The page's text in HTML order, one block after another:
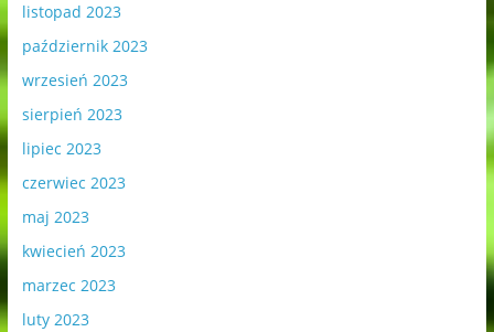
listopad 2023
październik 2023
wrzesień 2023
sierpień 2023
lipiec 2023
czerwiec 2023
maj 2023
kwiecień 2023
marzec 2023
luty 2023